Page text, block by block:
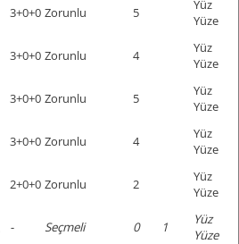
3+0+0 Zorunlu 5
Yüz
Yüze
3+0+0 Zorunlu 4
Yüz
Yüze
3+0+0 Zorunlu 5
Yüz
Yüze
3+0+0 Zorunlu 4
Yüz
Yüze
2+0+0 Zorunlu 2
Yüz
Yüze
- Seçmeli 0 1
Yüz
Yüze